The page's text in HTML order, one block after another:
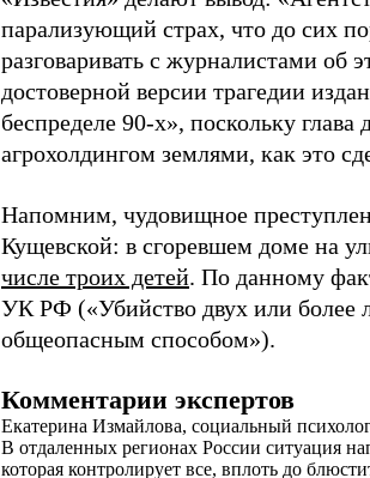
парализующий страх, что до сих
разговаривать с журналистами об
достоверной версии трагедии
беспределе 90-х», поскольку
агрохолдингом землями, как это
Напомним, чудовищное
Кущевской: в сгоревшем доме на
числе троих детей. По данному
УК РФ («Убийство двух или более
общеопасным способом»).
Комментарии экспертов
Екатерина Измайлова, социальный
В отдаленных регионах России ситуация
которая контролирует все, вплоть до